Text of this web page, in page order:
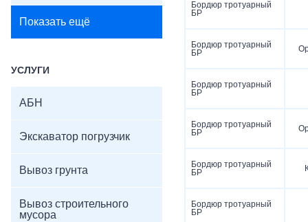
Показать ещё
УСЛУГИ
АБН
Экскаватор погрузчик
Вывоз грунта
Вывоз строительного
мусора
Бордюр тротуарный
БР
Бордюр тротуарный
БР
Бордюр тротуарный
БР
Бордюр тротуарный
БР
Бордюр тротуарный
БР
Бордюр тротуарный
БР